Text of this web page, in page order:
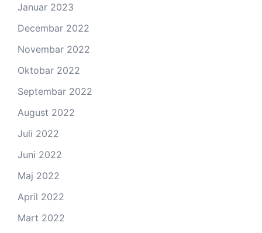
Januar 2023
Decembar 2022
Novembar 2022
Oktobar 2022
Septembar 2022
August 2022
Juli 2022
Juni 2022
Maj 2022
April 2022
Mart 2022